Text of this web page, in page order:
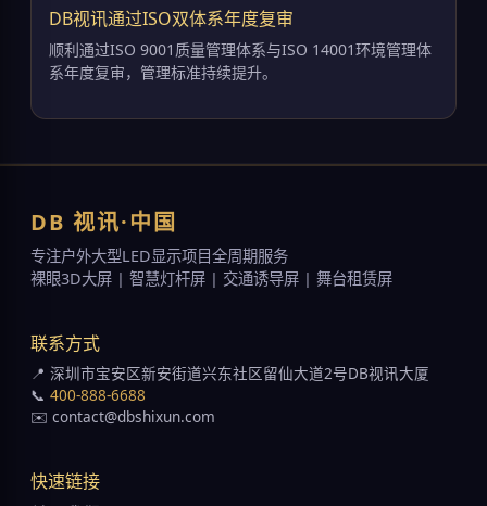
DB视讯通过ISO双体系年度复审
顺利通过ISO 9001质量管理体系与ISO 14001环境管理体
系年度复审，管理标准持续提升。
DB 视讯·中国
专注户外大型LED显示项目全周期服务
裸眼3D大屏 | 智慧灯杆屏 | 交通诱导屏 | 舞台租赁屏
联系方式
📍 深圳市宝安区新安街道兴东社区留仙大道2号DB视讯大厦
📞 400-888-6688
✉️ contact@dbshixun.com
快速链接